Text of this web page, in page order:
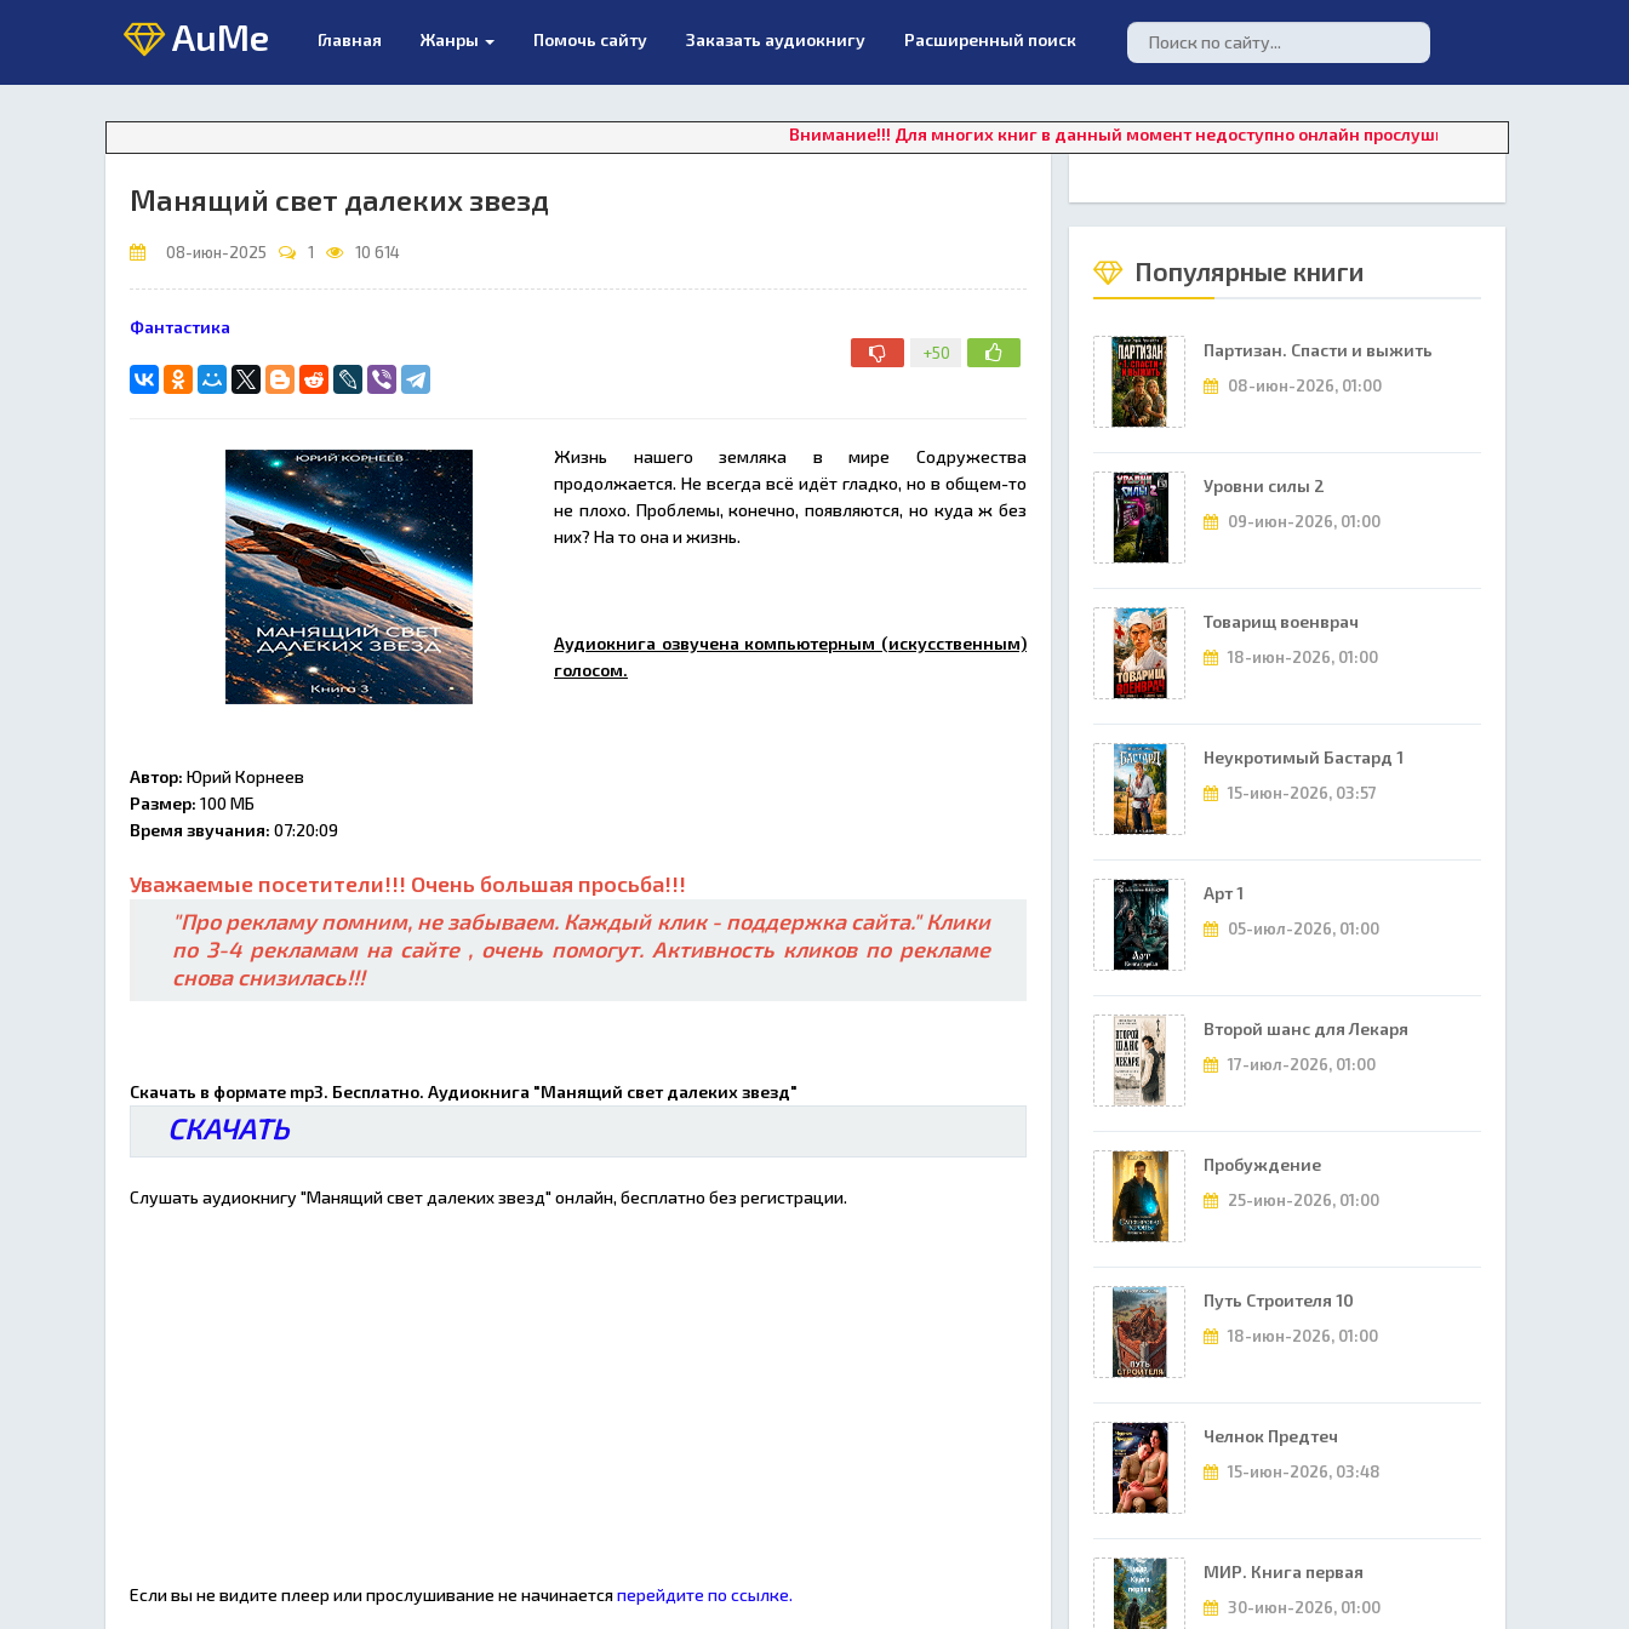
AuMe Главная Жанры Помочь сайту Заказать аудиокнигу Расширенный поиск
Внимание!!! Для многих книг в данный момент недоступно онлайн прослушивание. Для
Манящий свет далеких звезд
08-июн-2025 1 10 614
+50
Фантастика
Жизнь нашего земляка в мире Содружества
продолжается. Не всегда всё идёт гладко, но в общем-то
не плохо. Проблемы, конечно, появляются, но куда ж без
них? На то она и жизнь.
Аудиокнига озвучена компьютерным (искусственным)
голосом.
Автор: Юрий Корнеев
Размер: 100 МБ
Время звучания: 07:20:09
Уважаемые посетители!!! Очень большая просьба!!!
"Про рекламу помним, не забываем. Каждый клик - поддержка сайта." Клики
по 3-4 рекламам на сайте , очень помогут. Активность кликов по рекламе
снова снизилась!!!
Скачать в формате mp3. Бесплатно. Аудиокнига "Манящий свет далеких звезд"
СКАЧАТЬ
Слушать аудиокнигу "Манящий свет далеких звезд" онлайн, бесплатно без регистрации.
Если вы не видите плеер или прослушивание не начинаетсяперейдите по ссылке.
Популярные книги
Партизан. Спасти и выжить
08-июн-2026, 01:00
Уровни силы 2
09-июн-2026, 01:00
Товарищ военврач
18-июн-2026, 01:00
Неукротимый Бастард 1
15-июн-2026, 03:57
Арт 1
05-июл-2026, 01:00
Второй шанс для Лекаря
17-июл-2026, 01:00
Пробуждение
25-июн-2026, 01:00
Путь Строителя 10
18-июн-2026, 01:00
Челнок Предтеч
15-июн-2026, 03:48
МИР. Книга первая
30-июн-2026, 01:00